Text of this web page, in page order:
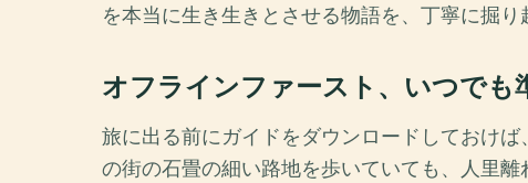
を本当に生き生きとさせる物語を、丁寧に掘り
オフラインファースト、いつでも
旅に出る前にガイドをダウンロードしておけ
の街の石畳の細い路地を歩いていても、人里